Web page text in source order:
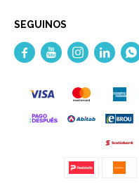
SEGUINOS
    